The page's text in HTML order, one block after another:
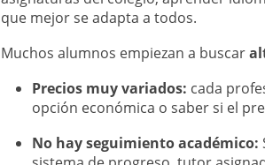
que mejor se adapta a todos.
Muchos alumnos empiezan a buscar
Precios muy variados: cada
opción económica o saber si el
No hay seguimiento académico: